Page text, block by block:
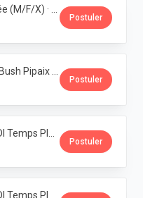
Postuler
Postuler
Postuler